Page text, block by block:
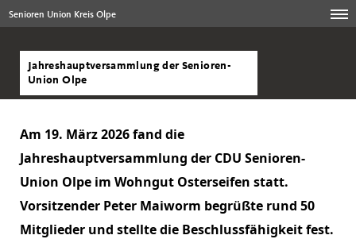
Senioren Union Kreis Olpe
Jahreshauptversammlung der Senioren-
Union Olpe
Am 19. März 2026 fand die
Jahreshauptversammlung der CDU Senioren-
Union Olpe im Wohngut Osterseifen statt.
Vorsitzender Peter Maiworm begrüßte rund 50
Mitglieder und stellte die Beschlussfähigkeit fest.